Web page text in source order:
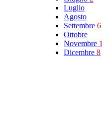
Luglio
Agosto
Settembre 6
Ottobre
Novembre 1
Dicembre 8